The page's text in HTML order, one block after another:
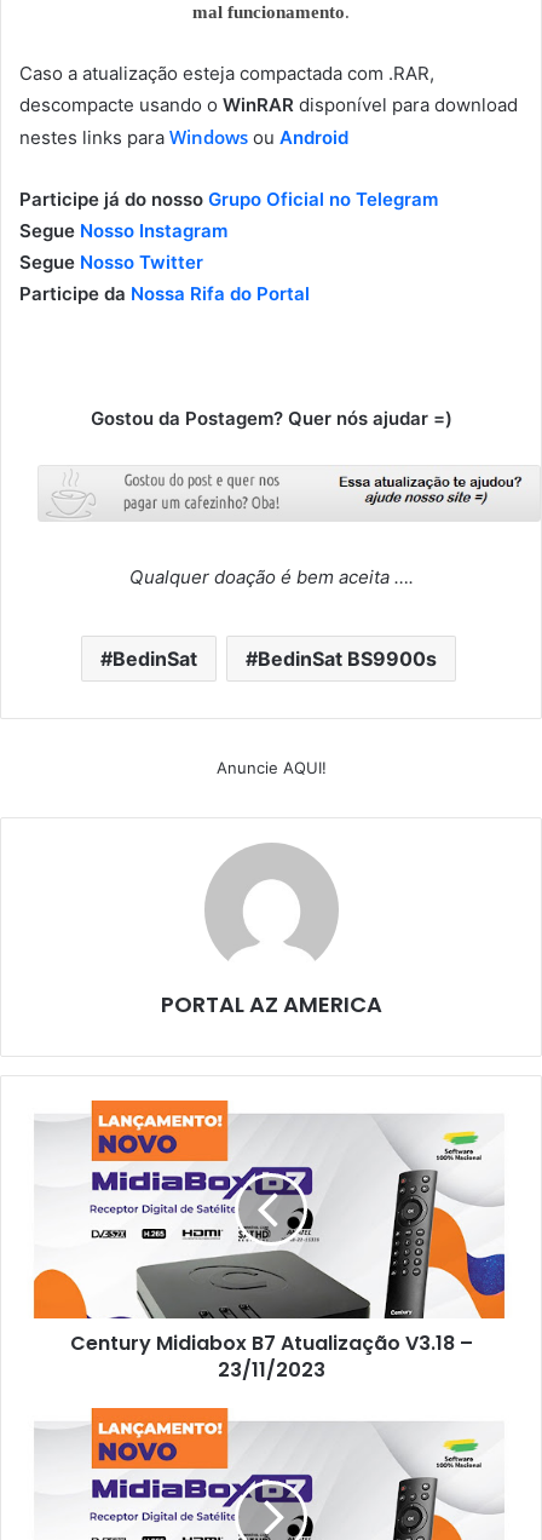
mal funcionamento.
Caso a atualização esteja compactada com .RAR,
descompacte usando o WinRAR disponível para download
nestes links para Windows ou Android
Participe já do nosso Grupo Oficial no Telegram
Segue Nosso Instagram
Segue Nosso Twitter
Participe da Nossa Rifa do Portal
Gostou da Postagem? Quer nós ajudar =)
Qualquer doação é bem aceita ….
BedinSat BedinSat BS9900s
Anuncie AQUI!
PORTAL AZ AMERICA
Century Midiabox B7 Atualização V3.18 –
23/11/2023